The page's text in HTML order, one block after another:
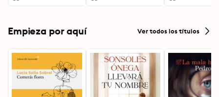
Empieza por aquí Ver todos los títulos